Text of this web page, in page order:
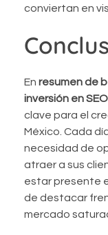
conviertan en
En resumen de
inversión en SEO
clave para el
México. Cada
necesidad de
atraer a sus
estar presente
de destacar
mercado